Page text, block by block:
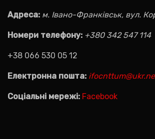
Адреса: м. Івано-Франківськ, вул.
Номери телефону: +380 342 547 114
+38 066 530 05 12
Електронна пошта:
Соціальні мережі: Facebook